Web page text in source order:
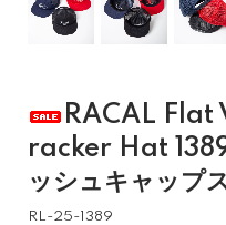
RACAL Flat
racker Hat
ッシュキャップ
RL-25-1389